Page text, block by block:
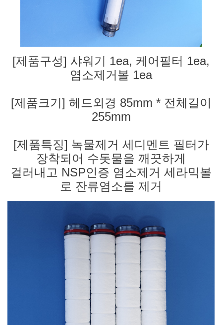
[제품구성] 샤워기 1ea, 케어필터 1ea,
염소제거볼 1ea
[제품크기] 헤드외경 85mm * 전체길이
255mm
[제품특징] 녹물제거 세디멘트 필터가
장착되어 수돗물을 깨끗하게
걸러내고 NSP인증 염소제거 세라믹볼
로 잔류염소를 제거